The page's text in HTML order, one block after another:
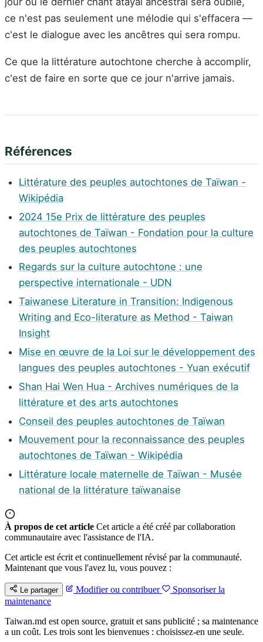
ce n'est pas seulement une mélodie qui s'effacera —
c'est le dialogue avec les ancêtres qui sera rompu.
Ce que la littérature autochtone cherche à accomplir,
c'est de faire en sorte que ce jour n'arrive jamais.
Références
Littérature des peuples autochtones de Taïwan -
Wikipédia
2024 15e Prix de littérature des peuples
autochtones de Taïwan - Fondation pour la culture
des peuples autochtones
Regards sur la culture autochtone : une
perspective internationale - UDN
Taiwanese Literature in Transition: Indigenous
Writing and Eco-literature as Method - Taiwan
Insight
Mise en œuvre de la Loi sur le développement des
langues des peuples autochtones - Yuan exécutif
Shan Hai Wen Hua - Archives numériques de la
littérature et des arts autochtones
Conseil des peuples autochtones de Taïwan
Mouvement pour la reconnaissance des peuples
autochtones de Taïwan - Wikipédia
Littérature locale maternelle de Taïwan - Musée
national de la littérature taïwanaise
À propos de cet article Cet article a été créé par collaboration
communautaire avec l'assistance de l'IA.
Cet article est écrit et continuellement révisé par la communauté.
Maintenant que vous l'avez lu, vous pouvez :
Le partager Modifier ou contribuer
Sponsoriser la
maintenance
Taiwan.md est open source, gratuit et sans publicité ; sa maintenance
a un coût. Les trois sont les bienvenues : choisissez-en une seule.